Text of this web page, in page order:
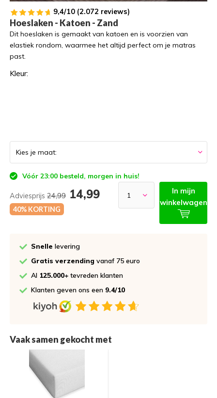
9,4/10 (2.072 reviews)
Hoeslaken - Katoen - Zand
Dit hoeslaken is gemaakt van katoen en is voorzien van
elastiek rondom, waarmee het altijd perfect om je matras
past.
Kleur:
Vóór 23:00 besteld, morgen in huis!
Adviesprijs 24,99 14,99
40% KORTING
In mijn
winkelwagen
Snelle levering
Gratis verzending vanaf 75 euro
Al 125.000+ tevreden klanten
Klanten geven ons een 9.4/10
Vaak samen gekocht met